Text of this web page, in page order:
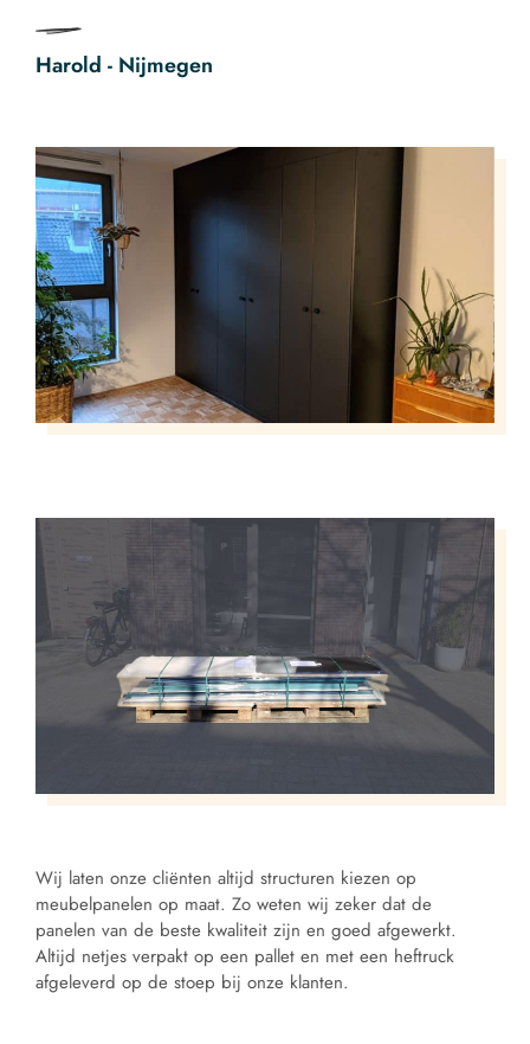
Harold - Nijmegen
Wij laten onze cliënten altijd structuren kiezen op
meubelpanelen op maat. Zo weten wij zeker dat de
panelen van de beste kwaliteit zijn en goed afgewerkt.
Altijd netjes verpakt op een pallet en met een heftruck
afgeleverd op de stoep bij onze klanten.